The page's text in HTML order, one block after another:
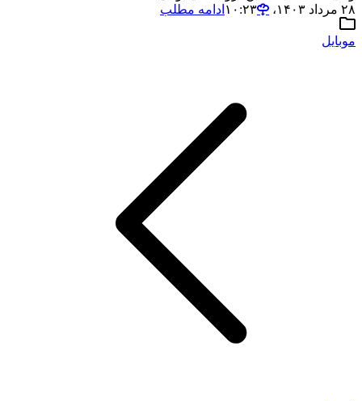
۲۸ مرداد ۱۴۰۳،‏ ۱۰:۲۳
ادامه مطلب
موبایل